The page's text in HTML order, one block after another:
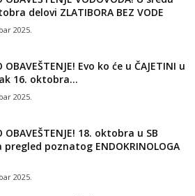
delovi ZLATIBORA BEZ VODE
2025.
OBAVEŠTENJE! Evo ko će u ČAJETINI u
16. oktobra...
2025.
OBAVEŠTENJE! 18. oktobra u SB
poznatog ENDOKRINOLOGA
2025.